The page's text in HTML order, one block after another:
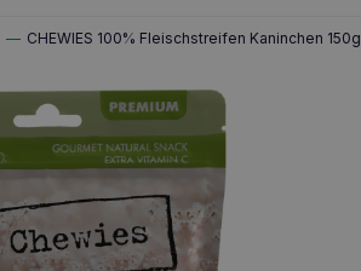
— CHEWIES 100% Fleischstreifen Kaninchen 150g